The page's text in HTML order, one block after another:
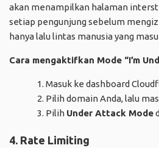
akan menampilkan halaman
setiap pengunjung sebelum
hanya lalu lintas manusia yang
Cara mengaktifkan Mode “I’m
Masuk ke dashboard
Pilih domain Anda, lalu
Pilih Under Attack Mode
4. Rate Limiting